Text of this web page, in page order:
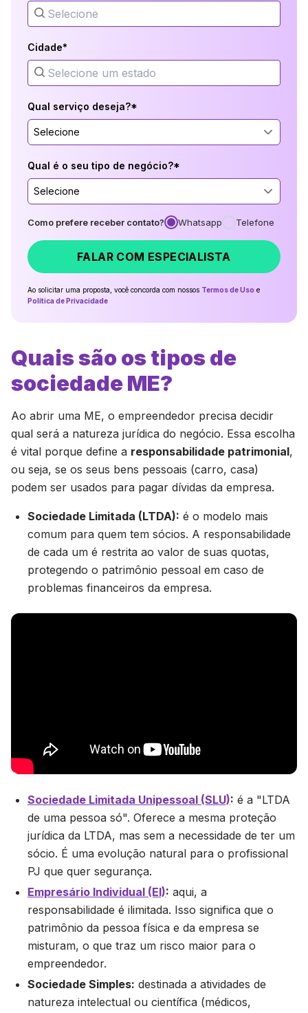
Cidade*
Qual serviço deseja?*
Selecione
Qual é o seu tipo de negócio?*
Selecione
Como prefere receber contato? Whatsapp Telefone
FALAR COM ESPECIALISTA
Ao solicitar uma proposta, você concorda com nossos Termos de Uso e
Política de Privacidade
Quais são os tipos de
sociedade ME?
Ao abrir uma ME, o empreendedor precisa decidir
qual será a natureza jurídica do negócio. Essa escolha
é vital porque define a responsabilidade patrimonial,
ou seja, se os seus bens pessoais (carro, casa)
podem ser usados para pagar dívidas da empresa.
Sociedade Limitada (LTDA): é o modelo mais
comum para quem tem sócios. A responsabilidade
de cada um é restrita ao valor de suas quotas,
protegendo o patrimônio pessoal em caso de
problemas financeiros da empresa.
Sociedade Limitada Unipessoal (SLU): é a "LTDA
de uma pessoa só". Oferece a mesma proteção
jurídica da LTDA, mas sem a necessidade de ter um
sócio. É uma evolução natural para o profissional
PJ que quer segurança.
Empresário Individual (EI): aqui, a
responsabilidade é ilimitada. Isso significa que o
patrimônio da pessoa física e da empresa se
misturam, o que traz um risco maior para o
empreendedor.
Sociedade Simples: destinada a atividades de
natureza intelectual ou científica (médicos,